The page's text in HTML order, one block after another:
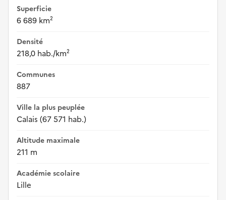
Superficie
6 689 km²
Densité
218,0 hab./km²
Communes
887
Ville la plus peuplée
Calais (67 571 hab.)
Altitude maximale
211 m
Académie scolaire
Lille